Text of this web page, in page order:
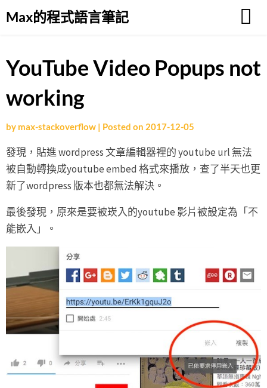
toMax的程式語言筆記
YouTube Video Popups not
working
by max-stackoverflow | Posted on 2017-12-05
發現，貼進 wordpress 文章編輯器裡的 youtube url 無法
被自動轉換成youtube embed 格式來播放，查了半天也更
新了wordpress 版本也都無法解決。
最後發現，原來是要被崁入的youtube 影片被設定為「不
能嵌入」。